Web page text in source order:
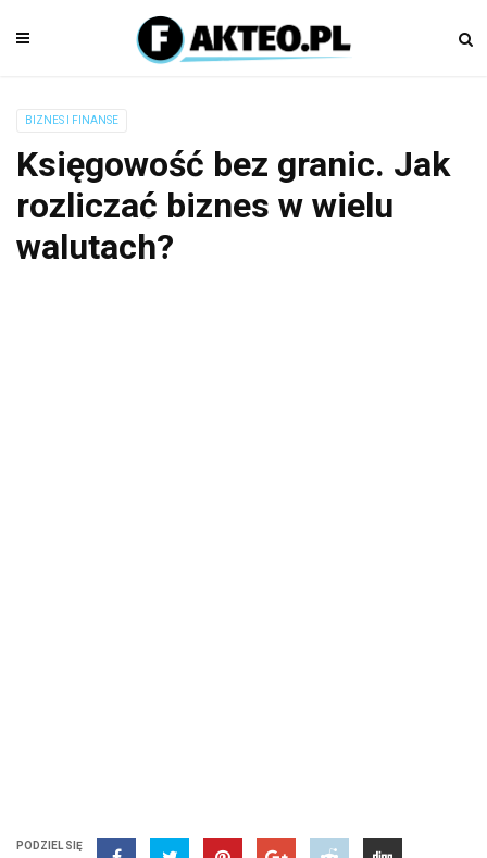
BIZNES I FINANSE
Księgowość bez granic. Jak
rozliczać biznes w wielu
walutach?
PODZIEL SIĘ